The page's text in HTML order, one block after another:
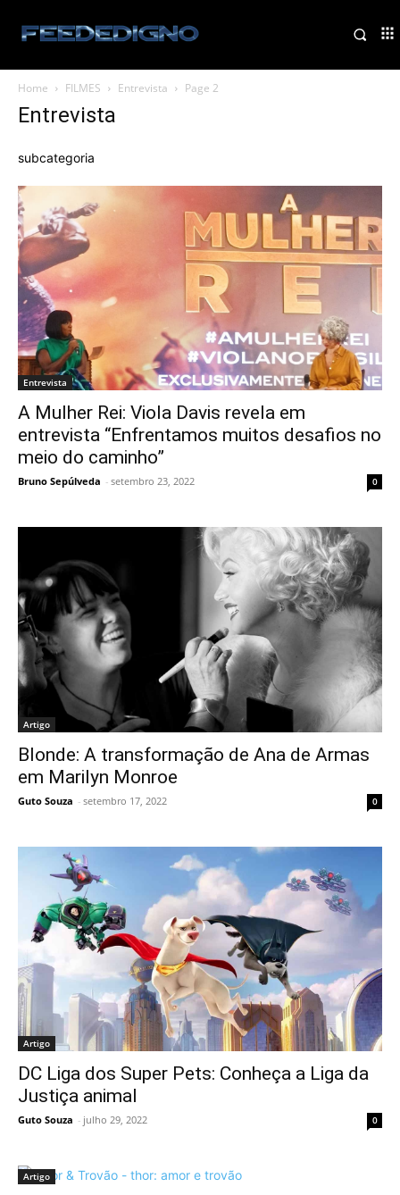
Home FILMES Entrevista Page 2
Entrevista
subcategoria
Entrevista
A Mulher Rei: Viola Davis revela em
entrevista “Enfrentamos muitos desafios no
meio do caminho”
Bruno Sepúlveda - setembro 23, 2022 0
Artigo
Blonde: A transformação de Ana de Armas
em Marilyn Monroe
Guto Souza - setembro 17, 2022 0
Artigo
DC Liga dos Super Pets: Conheça a Liga da
Justiça animal
Guto Souza - julho 29, 2022 0
Artigo